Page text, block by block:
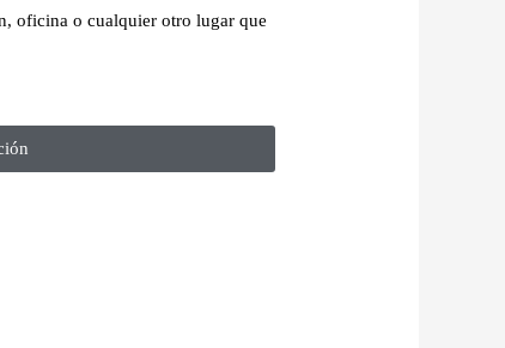
oficina o cualquier otro lugar que